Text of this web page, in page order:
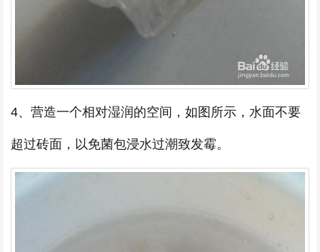
4、营造一个相对湿润的空间，如图所示，水面不要
超过砖面，以免菌包浸水过潮致发霉。